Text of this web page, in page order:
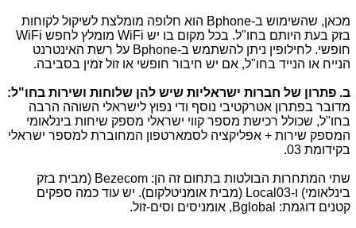
מכאן, שהשימוש ב-Bphone הוא חלופה מומלצת לשיקול לקוחות
בזק בעת היותם בחו"ל. בכל מקום בו יש WiFi מומלץ לחפש WiFi
חופשי. לחילופין ניתן להשתמש ב-Bphone על רשת האינטרנט
הנייח או הנייד בחו"ל, אם יש חיבור חופשי או זול זמין בסביבה.
ב. פתרון של חברות ישראליות שיש להן שלוחות ושירות בחו"ל:
מדובר בפתרון אטרקטיבי נוסף ודי נפוץ לישראלי השוהה הרבה
בחו"ל, שכולל רכישת מספר קווי ישראלי מספק שיחות בינלאומי
המספק שירות + אפליקציה לסמארטפון המחוברת למספר ישראלי
בקידומת 03.
שתי המתחרות הבולטות בתחום זה הן: Bezecom (מבית בזק
בינלאומי) ו-Local03 (מבית אומניטלקום). יש עוד כמה ספקים
קטנים דוגמת: Bglobal, אומניסים וסים-זול.